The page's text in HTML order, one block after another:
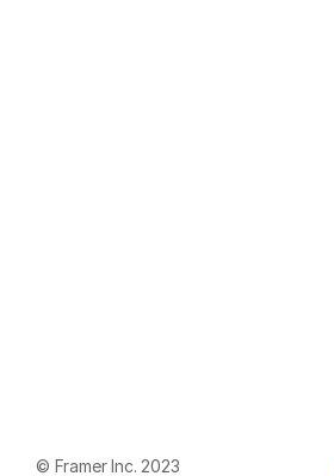
© Framer Inc. 2023